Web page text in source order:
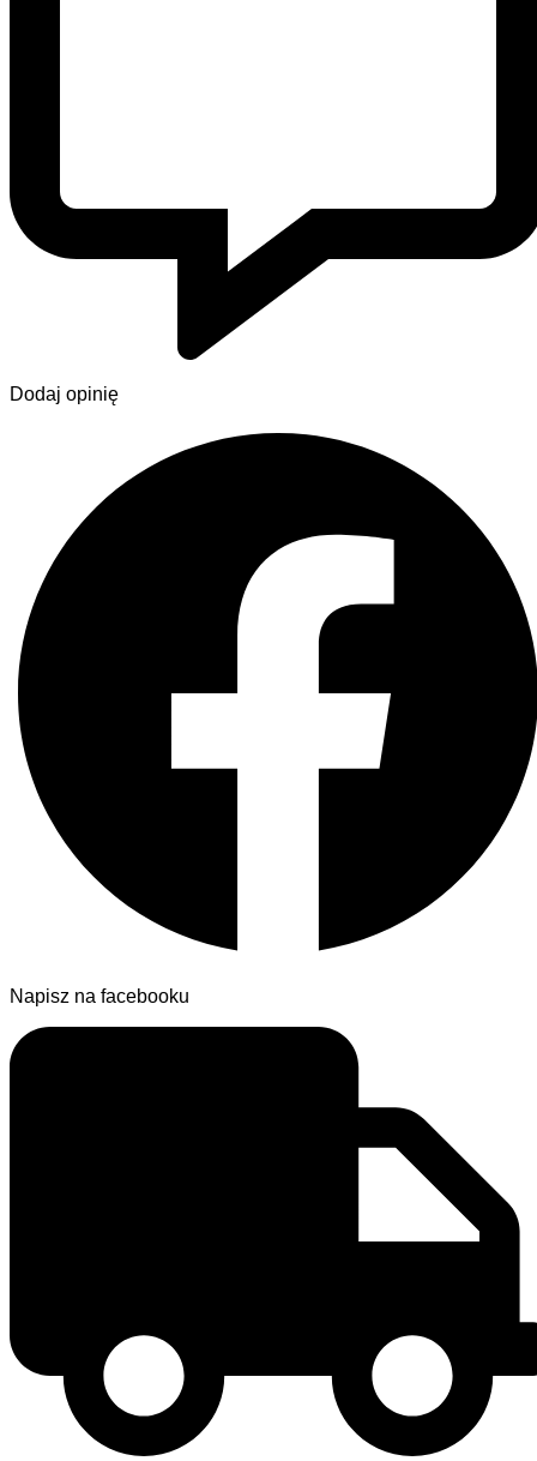
Dodaj opinię
Napisz na facebooku